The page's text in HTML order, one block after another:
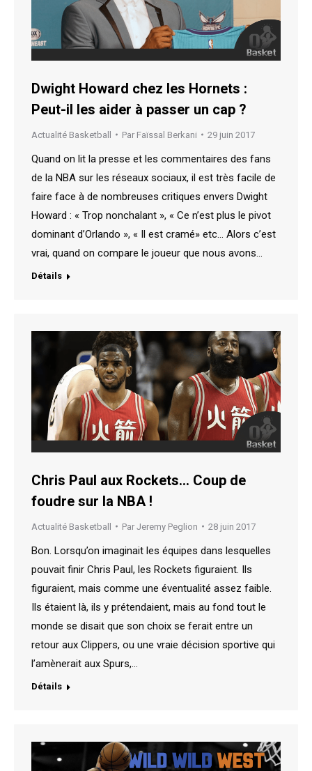
Dwight Howard chez les Hornets :
Peut-il les aider à passer un cap ?
Actualité Basketball Par Faïssal Berkani 29 juin 2017
Quand on lit la presse et les commentaires des fans
de la NBA sur les réseaux sociaux, il est très facile de
faire face à de nombreuses critiques envers Dwight
Howard : « Trop nonchalant », « Ce n’est plus le pivot
dominant d’Orlando », « Il est cramé» etc… Alors c’est
vrai, quand on compare le joueur que nous avons…
Détails
Chris Paul aux Rockets… Coup de
foudre sur la NBA !
Actualité Basketball Par Jeremy Peglion 28 juin 2017
Bon. Lorsqu’on imaginait les équipes dans lesquelles
pouvait finir Chris Paul, les Rockets figuraient. Ils
figuraient, mais comme une éventualité assez faible.
Ils étaient là, ils y prétendaient, mais au fond tout le
monde se disait que son choix se ferait entre un
retour aux Clippers, ou une vraie décision sportive qui
l’amènerait aux Spurs,…
Détails